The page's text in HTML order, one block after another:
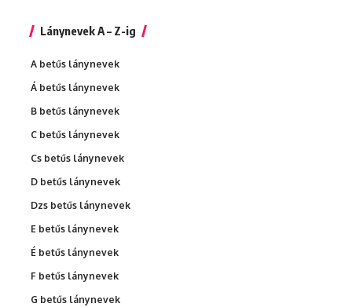
Lánynevek A – Z-ig
A betűs lánynevek
Á betűs lánynevek
B betűs lánynevek
C betűs lánynevek
Cs betűs lánynevek
D betűs lánynevek
Dzs betűs lánynevek
E betűs lánynevek
É betűs lánynevek
F betűs lánynevek
G betűs lánynevek